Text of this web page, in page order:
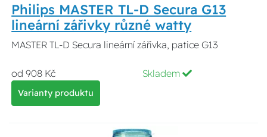
Philips MASTER TL-D Secura G13
lineární zářivky různé watty
MASTER TL-D Secura lineární zářivka, patice G13
od 908 Kč Skladem
Varianty produktu